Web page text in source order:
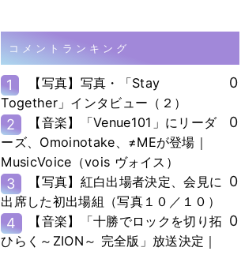
コメントランキング
1
【写真】写真・「Stay
Together」インタビュー（２）
0
2
【音楽】「Venue101」にリーダ
ーズ、Omoinotake、≠MEが登場｜
MusicVoice（vois ヴォイス）
0
3
【写真】紅白出場者決定、会見に
出席した初出場組（写真１０／１０）
0
4
【音楽】「十勝でロックを切り拓
ひらく～ZION～ 完全版」放送決定｜
0